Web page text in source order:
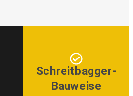
Schreitbagger-
Bauweise